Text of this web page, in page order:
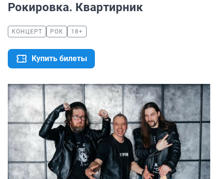
Рокировка. Квартирник
КОНЦЕРТ РОК 18+
Купить билеты